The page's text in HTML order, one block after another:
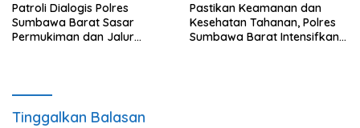
Patroli Dialogis Polres
Sumbawa Barat Sasar
Permukiman dan Jalur
Pastikan Keamanan dan
Kesehatan Tahanan, Polres
Sumbawa Barat Intensifkan
Tinggalkan Balasan